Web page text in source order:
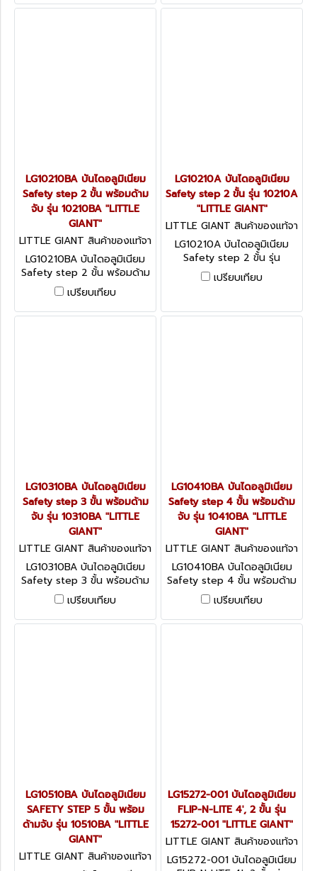
LG10210BA บันไดอลูมิเนียม
Safety step 2 ขั้น พร้อมด้าม
จับ รุ่น 10210BA "LITTLE
GIANT"
LITTLE GIANT สินค้าของแท้จา
กโรงงานผู้ผลิต LG10210BA
LG10210BA บันไดอลูมิเนียม
Safety step 2 ขั้น พร้อมด้าม
จับ รุ่น 10210BA "LITTLE
GIANT"
เปรียบเทียบ
LG10210A บันไดอลูมิเนียม
Safety step 2 ขั้น รุ่น 10210A
"LITTLE GIANT"
LITTLE GIANT สินค้าของแท้จา
กโรงงานผู้ผลิต LG10210A
LG10210A บันไดอลูมิเนียม
Safety step 2 ขั้น รุ่น
10210A "LITTLE GIANT"
เปรียบเทียบ
LG10310BA บันไดอลูมิเนียม
Safety step 3 ขั้น พร้อมด้าม
จับ รุ่น 10310BA "LITTLE
GIANT"
LITTLE GIANT สินค้าของแท้จา
กโรงงานผู้ผลิต LG10310BA
LG10310BA บันไดอลูมิเนียม
Safety step 3 ขั้น พร้อมด้าม
จับ รุ่น 10310BA "LITTLE
GIANT"
เปรียบเทียบ
LG10410BA บันไดอลูมิเนียม
Safety step 4 ขั้น พร้อมด้าม
จับ รุ่น 10410BA "LITTLE
GIANT"
LITTLE GIANT สินค้าของแท้จา
กโรงงานผู้ผลิต LG10410BA
LG10410BA บันไดอลูมิเนียม
Safety step 4 ขั้น พร้อมด้าม
จับ รุ่น 10410BA "LITTLE
GIANT"
เปรียบเทียบ
LG10510BA บันไดอลูมิเนียม
SAFETY STEP 5 ขั้น พร้อม
ด้ามจับ รุ่น 10510BA "LITTLE
GIANT"
LITTLE GIANT สินค้าของแท้จา
LG15272-001 บันไดอลูมิเนียม
FLIP-N-LITE 4', 2 ขั้น รุ่น
15272-001 "LITTLE GIANT"
LITTLE GIANT สินค้าของแท้จา
กโรงงานผู้ผลิต LG15272-001
LG15272-001 บันไดอลูมิเนียม